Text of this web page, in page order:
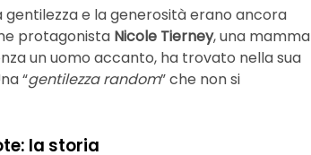
e la generosità erano ancora
protagonista Nicole Tierney, una mamma
un uomo accanto, ha trovato nella sua
“gentilezza random” che non si
la storia